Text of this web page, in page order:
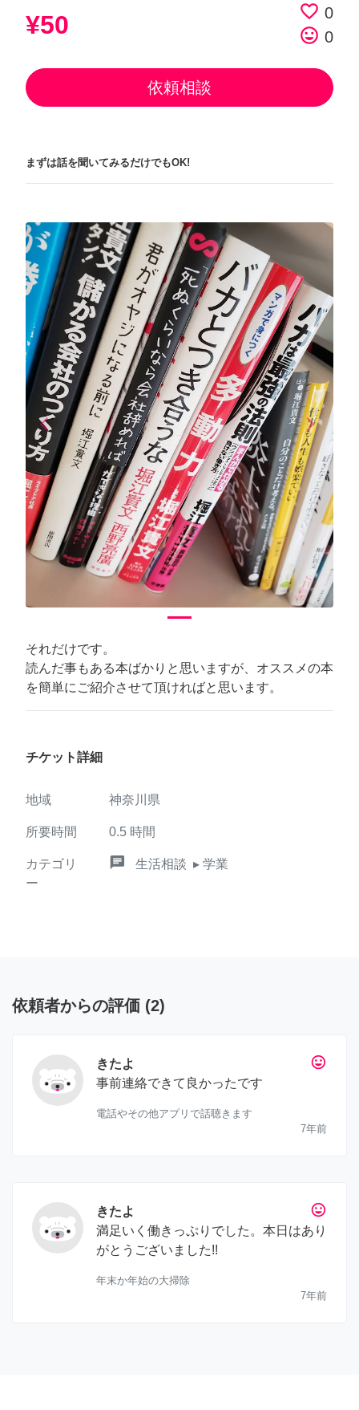
¥50 favorite_border 0
tag_faces 0
依頼相談
まずは話を聞いてみるだけでもOK!
arrow_back_iosPrevious arrow_forward_iosNext
それだけです。
読んだ事もある本ばかりと思いますが、オススメの本
を簡単にご紹介させて頂ければと思います。
チケット詳細
地域 神奈川県
所要時間 0.5 時間
カテゴリ
ー
chat 生活相談 ▸ 学業
依頼者からの評価 (2)
tag_faces
きたよ
事前連絡できて良かったです
電話やその他アプリで話聴きます
7年前
tag_faces
きたよ
満足いく働きっぷりでした。本日はあり
がとうございました!!
年末か年始の大掃除
7年前